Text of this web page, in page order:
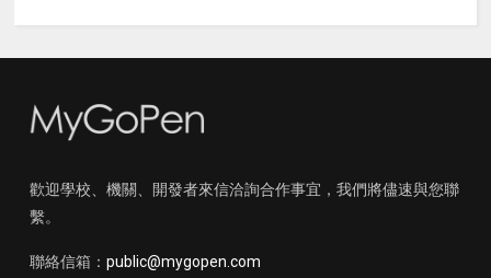
歡迎學校、機關、開發者來信洽詢合作事宜，我們將儘速與您聯
繫。
聯絡信箱： public@mygopen.com